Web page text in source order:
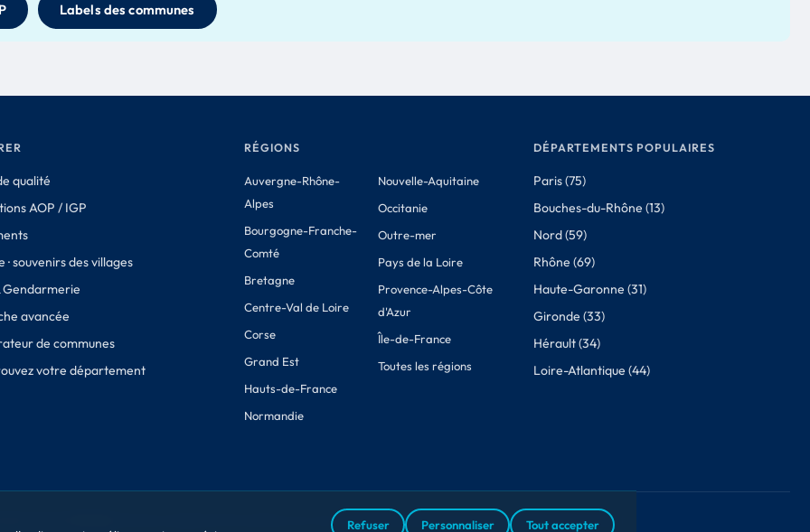
Labels des communes
qualité
AOP / IGP
· souvenirs des villages
Gendarmerie
avancée
de communes
votre département
RÉGIONS
Auvergne-Rhône-
Alpes
Bourgogne-Franche-
Comté
Bretagne
Centre-Val de Loire
Corse
Grand Est
Hauts-de-France
Normandie
Nouvelle-Aquitaine
Occitanie
Outre-mer
Pays de la Loire
Provence-Alpes-Côte
d'Azur
Île-de-France
Toutes les régions
DÉPARTEMENTS POPULAIRES
Paris (75)
Bouches-du-Rhône (13)
Nord (59)
Rhône (69)
Haute-Garonne (31)
Gironde (33)
Hérault (34)
Loire-Atlantique (44)
Conditions de retour ConfidentialitéÀ propos des données Cookies Contact
Refuser Personnaliser Tout accepter